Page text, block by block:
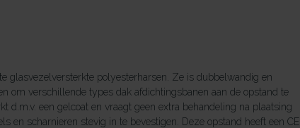
glasvezelversterkte polyesterharsen. Ze is dubbelwandig en
om verschillende types dak afdichtingsbanen aan de opstand te
d.m.v. een gelcoat en vraagt geen extra behandeling na plaatsing
en scharnieren stevig in te bevestigen. Deze opstand heeft een CE